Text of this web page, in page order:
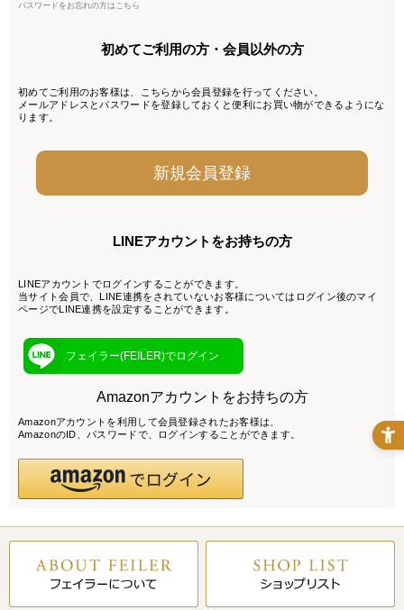
パスワードをお忘れの方はこちら
初めてご利用の方・会員以外の方
初めてご利用のお客様は、こちらから会員登録を行ってください。
メールアドレスとパスワードを登録しておくと便利にお買い物ができるようにな
ります。
LINEアカウントをお持ちの方
LINEアカウントでログインすることができます。
当サイト会員で、LINE連携をされていないお客様についてはログイン後のマイ
ページでLINE連携を設定することができます。
フェイラー(FEILER)でログイン
Amazonアカウントをお持ちの方
Amazonアカウントを利用して会員登録されたお客様は、
AmazonのID、パスワードで、ログインすることができます。